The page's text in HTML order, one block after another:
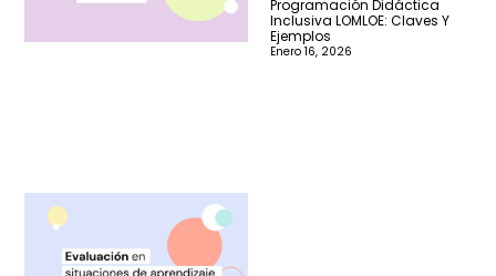
Programación Didáctica
Inclusiva LOMLOE: Claves Y
Ejemplos
Enero 16, 2026